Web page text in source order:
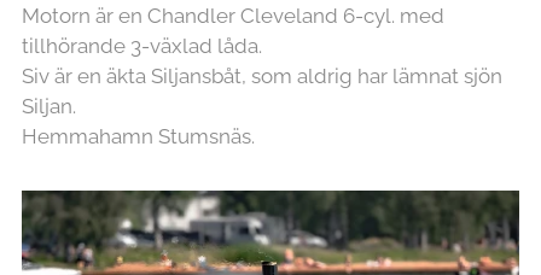
Motorn är en Chandler Cleveland 6-cyl. med
tillhörande 3-växlad låda.
Siv är en äkta Siljansbåt, som aldrig har lämnat sjön
Siljan.
Hemmahamn Stumsnäs.